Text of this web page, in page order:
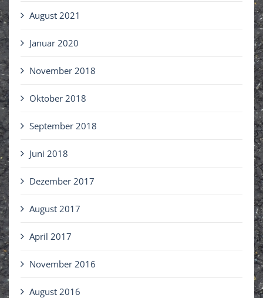
August 2021
Januar 2020
November 2018
Oktober 2018
September 2018
Juni 2018
Dezember 2017
August 2017
April 2017
November 2016
August 2016